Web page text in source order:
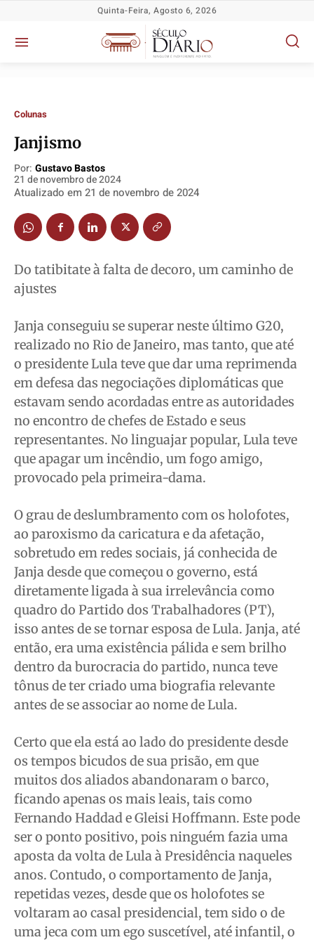
Política
Socioeconômicas
TV Século
Educação
Segurança
Meio Ambiente
Saúde
Cidades
Direitos
Economia
Cultura
Colunas
Caetano Roque
Jr Mignone (in memorian)
Wanda Sily
Publicidade Legal
Quem Somos
Expediente
Contato
Anuncie
Termos de Uso
Privacidade
Política
Socioeconômicas
TV Século
Educação
Segurança
Meio Ambiente
Saúde
Cidades
Direitos
Economia
Cultura
Colunas
Caetano Roque
Jr Mignone (in memorian)
Wanda Sily
Publicidade Legal
Quem Somos
Expediente
Contato
Anuncie
Termos de Uso
Privacidade
Política
Socioeconômicas
TV Século
Educação
Segurança
Meio Ambiente
Saúde
Cidades
Direitos
Economia
Cultura
Colunas
Caetano Roque
Jr Mignone (in memorian)
Wanda Sily
Publicidade Legal
Quem Somos
Expediente
Contato
Anuncie
Termos de Uso
Privacidade
Política
Socioeconômicas
TV Século
Educação
Segurança
Meio Ambiente
Saúde
Cidades
Direitos
Economia
Cultura
Colunas
Caetano Roque
Jr Mignone (in memorian)
Wanda Sily
Publicidade Legal
Quem Somos
Expediente
Contato
Anuncie
Termos de Uso
Privacidade
Quinta-Feira, Agosto 6, 2026
Colunas
Janjismo
Por: Gustavo Bastos
21 de novembro de 2024
Atualizado em 21 de novembro de 2024
Do tatibitate à falta de decoro, um caminho de
ajustes
Janja conseguiu se superar neste último G20,
realizado no Rio de Janeiro, mas tanto, que até
o presidente Lula teve que dar uma reprimenda
em defesa das negociações diplomáticas que
estavam sendo acordadas entre as autoridades
no encontro de chefes de Estado e seus
representantes. No linguajar popular, Lula teve
que apagar um incêndio, um fogo amigo,
provocado pela primeira-dama.
O grau de deslumbramento com os holofotes,
ao paroxismo da caricatura e da afetação,
sobretudo em redes sociais, já conhecida de
Janja desde que começou o governo, está
diretamente ligada à sua irrelevância como
quadro do Partido dos Trabalhadores (PT),
isso antes de se tornar esposa de Lula. Janja, até
então, era uma existência pálida e sem brilho
dentro da burocracia do partido, nunca teve
tônus de ter criado uma biografia relevante
antes de se associar ao nome de Lula.
Certo que ela está ao lado do presidente desde
os tempos bicudos de sua prisão, em que
muitos dos aliados abandonaram o barco,
ficando apenas os mais leais, tais como
Fernando Haddad e Gleisi Hoffmann. Este pode
ser o ponto positivo, pois ninguém fazia uma
aposta da volta de Lula à Presidência naqueles
anos. Contudo, o comportamento de Janja,
repetidas vezes, desde que os holofotes se
voltaram ao casal presidencial, tem sido o de
uma jeca com um ego suscetível, até infantil, o